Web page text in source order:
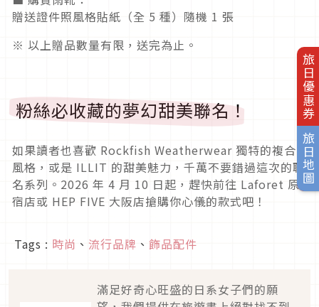
旅日優惠券
旅日地圖
贈送證件照風格貼紙（全 5 種）隨機 1 張
※ 以上贈品數量有限，送完為止。
粉絲必收藏的夢幻甜美聯名！
如果讀者也喜歡 Rockfish Weatherwear 獨特的複合
風格，或是 ILLIT 的甜美魅力，千萬不要錯過這次的聯
名系列。2026 年 4 月 10 日起，趕快前往 Laforet 原
宿店或 HEP FIVE 大阪店搶購你心儀的款式吧！
Tags : 時尚 、 流行品牌 、 飾品配件
滿足好奇心旺盛的日系女子們的願